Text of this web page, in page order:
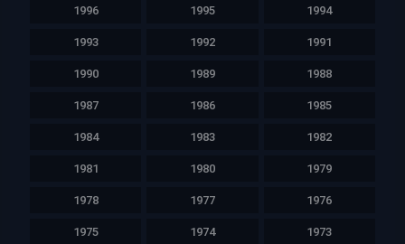
1996 1995 1994
1993 1992 1991
1990 1989 1988
1987 1986 1985
1984 1983 1982
1981 1980 1979
1978 1977 1976
1975 1974 1973